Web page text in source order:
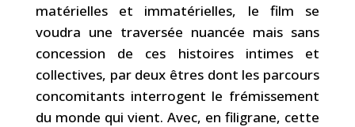
matérielles et immatérielles, le film se
voudra une traversée nuancée mais sans
concession de ces histoires intimes et
collectives, par deux êtres dont les parcours
concomitants interrogent le frémissement
du monde qui vient. Avec, en filigrane, cette